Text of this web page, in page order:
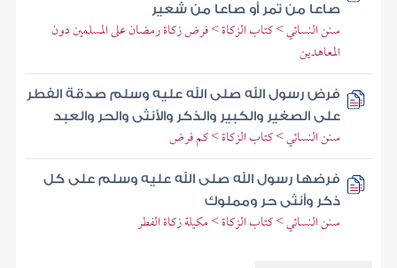
صاعا من تمر أو صاعا من شعير
سنن النسائي > كتاب الزكاة > فرض زكاة رمضان على المسلمين دون
المعاهدين
فرض رسول الله صلى الله عليه وسلم صدقة الفطر
على الصغير والكبير والذكر والأنثى والحر والعبد
سنن النسائي > كتاب الزكاة > كم فرض
فرضها رسول الله صلى الله عليه وسلم على كل
ذكر وأنثى حر ومملوك
سنن النسائي > كتاب الزكاة > مكيلة زكاة الفطر